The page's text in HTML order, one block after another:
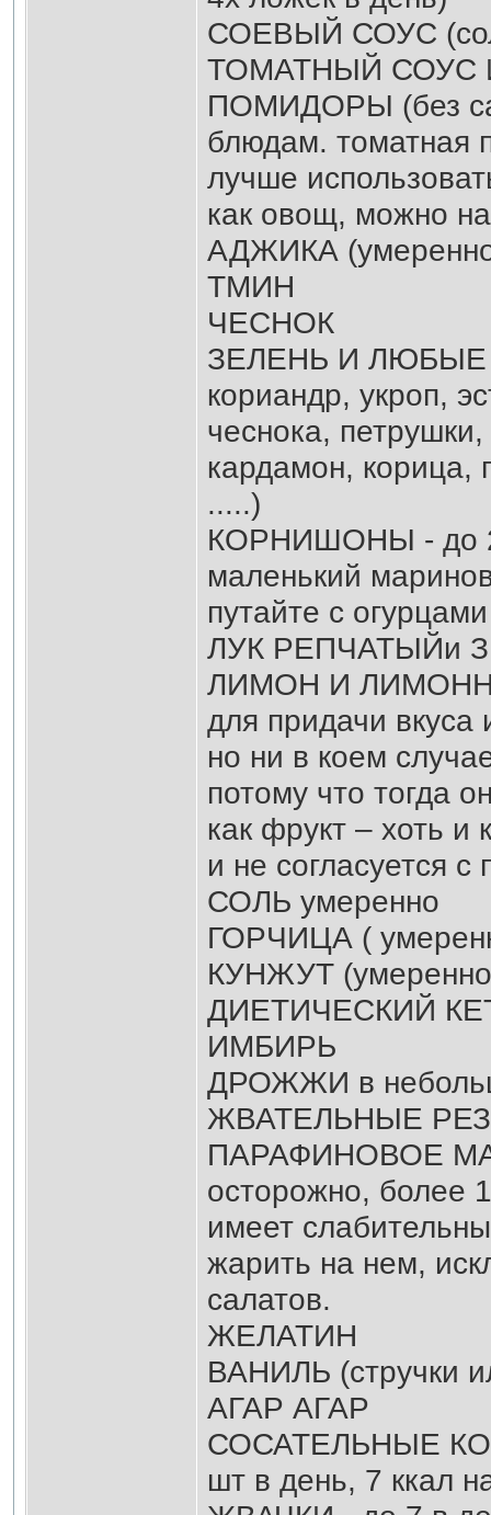
СОЕВЫЙ СОУС
ТОМАТНЫЙ СОУС
ПОМИДОРЫ (без
блюдам. томатная
лучше
как овощ, можно
АДЖИКА
ТМИН
ЧЕСНОК
ЗЕЛЕНЬ И ЛЮБЫЕ
кориандр, укроп,
чеснока,
кардамон, корица,
.....)
КОРНИШОНЫ - до 2
маленький
путайте с
ЛУК РЕПЧАТЫЙи
ЛИМОН И
для придачи
но ни в коем
потому что тогда
как фрукт – хоть
и не согласуется
СОЛЬ умеренно
ГОРЧИЦА (
КУНЖУТ
ДИЕТИЧЕСКИЙ
ИМБИРЬ
ДРОЖЖИ в
ЖВАТЕЛЬНЫЕ
ПАРАФИНОВОЕ
осторожно, более
имеет
жарить на нем,
салатов.
ЖЕЛАТИН
ВАНИЛЬ (стручки
АГАР АГАР
СОСАТЕЛЬНЫЕ
шт в день, 7 ккал